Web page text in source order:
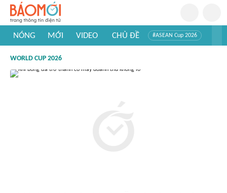
NÓNG MỚI VIDEO CHỦ ĐỀ #ASEAN Cup 2026
#Khám phá thế giới
WORLD CUP 2026